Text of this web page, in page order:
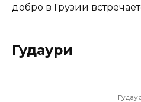
добро в Грузии
Гудаури